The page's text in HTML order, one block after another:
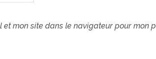
et mon site dans le navigateur pour mon